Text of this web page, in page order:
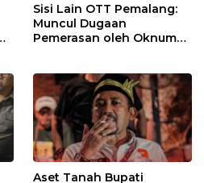
Sisi Lain OTT Pemalang:
Muncul Dugaan
Pemerasan oleh Oknum
Aset Tanah Bupati